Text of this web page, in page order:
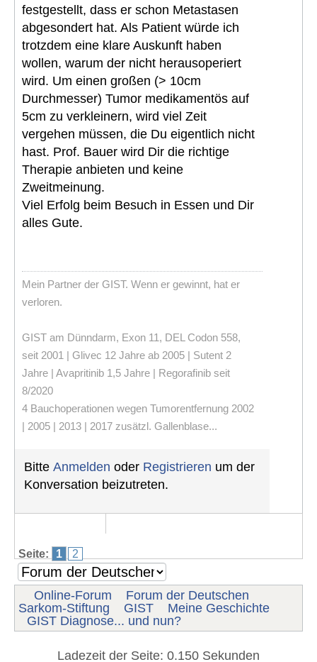
festgestellt, dass er schon Metastasen
abgesondert hat. Als Patient würde ich
trotzdem eine klare Auskunft haben
wollen, warum der nicht herausoperiert
wird. Um einen großen (> 10cm
Durchmesser) Tumor medikamentös auf
5cm zu verkleinern, wird viel Zeit
vergehen müssen, die Du eigentlich nicht
hast. Prof. Bauer wird Dir die richtige
Therapie anbieten und keine
Zweitmeinung.
Viel Erfolg beim Besuch in Essen und Dir
alles Gute.
Mein Partner der GIST. Wenn er gewinnt, hat er
verloren.
GIST am Dünndarm, Exon 11, DEL Codon 558,
seit 2001 | Glivec 12 Jahre ab 2005 | Sutent 2
Jahre | Avapritinib 1,5 Jahre | Regorafinib seit
8/2020
4 Bauchoperationen wegen Tumorentfernung 2002
| 2005 | 2013 | 2017 zusätzl. Gallenblase...
Bitte Anmelden oder Registrieren um der
Konversation beizutreten.
Seite: 1 2
Online-Forum
Forum der Deutschen
Sarkom-Stiftung
GIST
Meine Geschichte
GIST Diagnose... und nun?
Ladezeit der Seite: 0.150 Sekunden